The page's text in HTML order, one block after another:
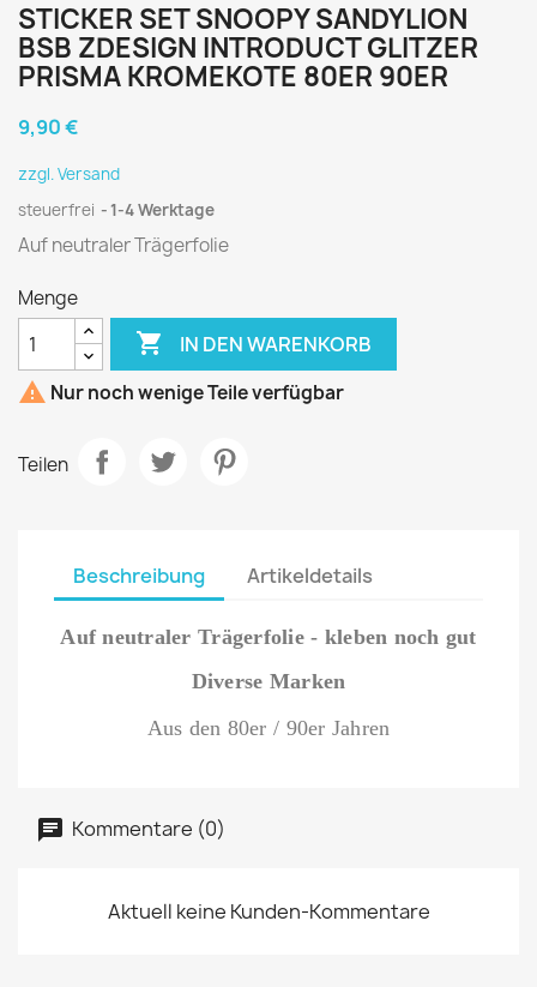
STICKER SET SNOOPY SANDYLION
BSB ZDESIGN INTRODUCT GLITZER
PRISMA KROMEKOTE 80ER 90ER
9,90 €
zzgl. Versand
steuerfrei
1-4 Werktage
Auf neutraler Trägerfolie
Menge
 IN DEN WARENKORB
 Nur noch wenige Teile verfügbar
Teilen
Beschreibung Artikeldetails
Auf neutraler Trägerfolie - kleben noch gut
Diverse Marken
Aus den 80er / 90er Jahren
Kommentare (0)
Aktuell keine Kunden-Kommentare